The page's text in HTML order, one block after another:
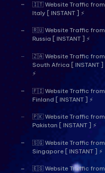
🇮🇹 Website Traffic from
Italy [ INSTANT ] ⚡
🇷🇺 Website Traffic from
Russia [ INSTANT ] ⚡
🇿🇦 Website Traffic from
South Africa [ INSTANT ]
⚡
🇫🇮 Website Traffic from
Finland [ INSTANT ] ⚡
🇵🇰 Website Traffic from
Pakistan [ INSTANT ] ⚡
🇸🇬 Website Traffic from
Singapore [ INSTANT ] ⚡
🇪🇸 Website Traffic from